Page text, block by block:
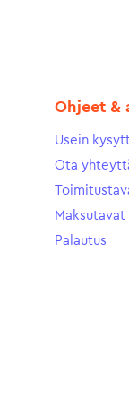
Ohjeet &
Usein
Ota
Maksutavat
Palautus